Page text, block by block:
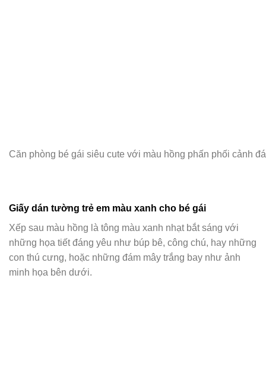
Căn phòng bé gái siêu cute với màu hồng phấn phối cảnh
Giấy dán tường trẻ em màu xanh cho bé gái
Xếp sau màu hồng là tông màu xanh nhạt bắt sáng với
những họa tiết đáng yêu như búp bê, công chú, hay những
con thú cưng, hoặc những đám mây trắng bay như ảnh
minh họa bên dưới.